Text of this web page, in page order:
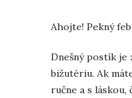
Ahojte! Pekný
Dnešný postík je
bižutériu. Ak
ručne a s láskou,